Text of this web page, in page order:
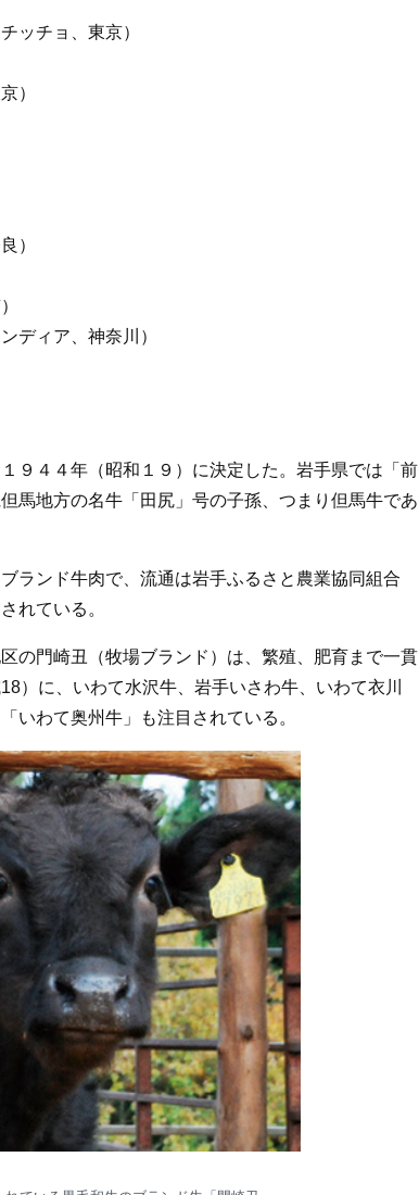
ッチョ、東京）
）
）
ディア、神奈川）
９４４年（昭和１９）に決定した。岩手県では「前
馬地方の名牛「田尻」号の子孫、つまり但馬牛であ
ランド牛肉で、流通は岩手ふるさと農業協同組合
れている。
の門崎丑（牧場ブランド）は、繁殖、肥育まで一貫
）に、いわて水沢牛、岩手いさわ牛、いわて衣川
いわて奥州牛」も注目されている。